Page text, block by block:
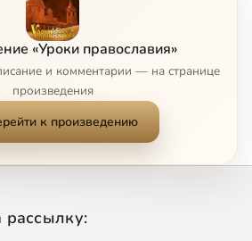
со страстью тщеславия
принимать подарки
Как в наши дни почитают святителя Николая. Часть 1
«Уроки православия»
и комментарии — на странице
произведения
к произведению
рассылку: